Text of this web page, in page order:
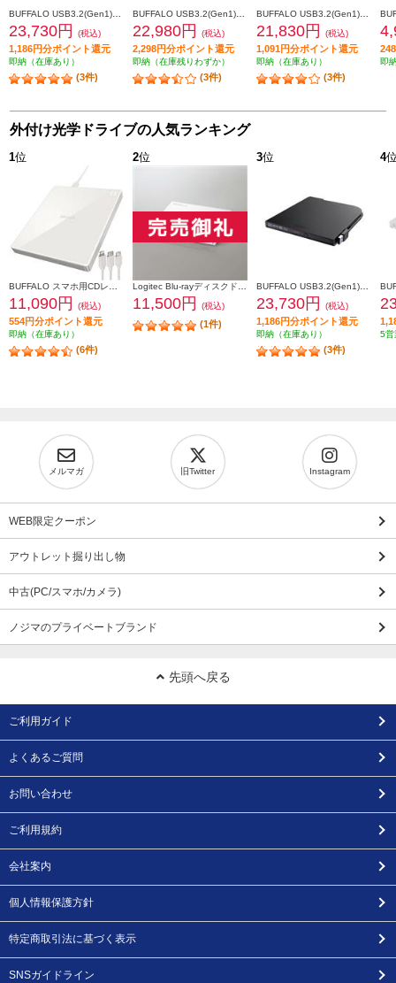
23,730円 (税込)
1,186円分ポイント還元
即納（在庫あり）
(3件)
22,980円 (税込)
2,298円分ポイント還元
即納（在庫残りわずか）
(3件)
21,830円 (税込)
1,091円分ポイント還元
即納（在庫あり）
(3件)
即
外付け光学ドライブの人気ランキング
1位
11,090円 (税込)
554円分ポイント還元
即納（在庫あり）
(6件)
2位
11,500円 (税込)
(1件)
3位
23,730円 (税込)
1,186円分ポイント還元
即納（在庫あり）
(3件)
4
5営
メルマガ 旧Twitter Instagram
WEB限定クーポン
アウトレット掘り出し物
中古(PC/スマホ/カメラ)
ノジマのプライベートブランド
先頭へ戻る
ご利用ガイド
よくあるご質問
お問い合わせ
ご利用規約
会社案内
個人情報保護方針
特定商取引法に基づく表示
SNSガイドライン